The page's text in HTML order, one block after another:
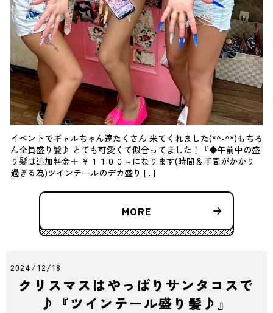
イベントでギャルちゃん達たくさん 来てくれました(*^-^*)もちろ
ん全員盛り髪♪ とても可愛くて似合ってました！『◆午前中の盛
り髪は追加料金＋ ￥１１００～になります(時間＆手間がかかり
過ぎる為)ツインテールのデカ盛り […]
MORE
2024/12/18
クリスマスはやっぱりサンタコスで
♪『ツインテール盛り髪♪』